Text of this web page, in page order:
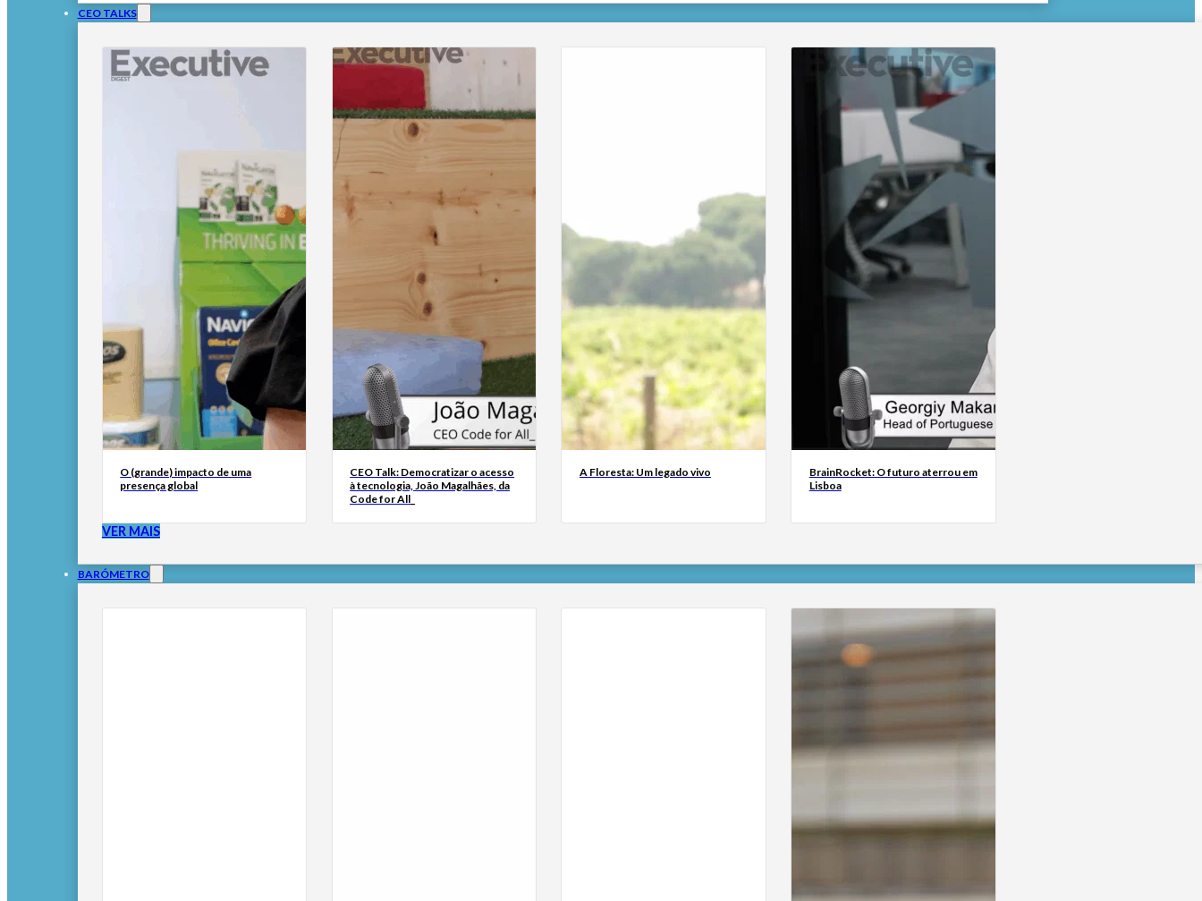
CEO TALKS
O (grande) impacto de uma
presença global
CEO Talk: Democratizar o acesso
à tecnologia, João Magalhães, da
Code for All_
A Floresta: Um legado vivo
BrainRocket: O futuro aterrou em
Lisboa
VER MAIS
BARÓMETRO